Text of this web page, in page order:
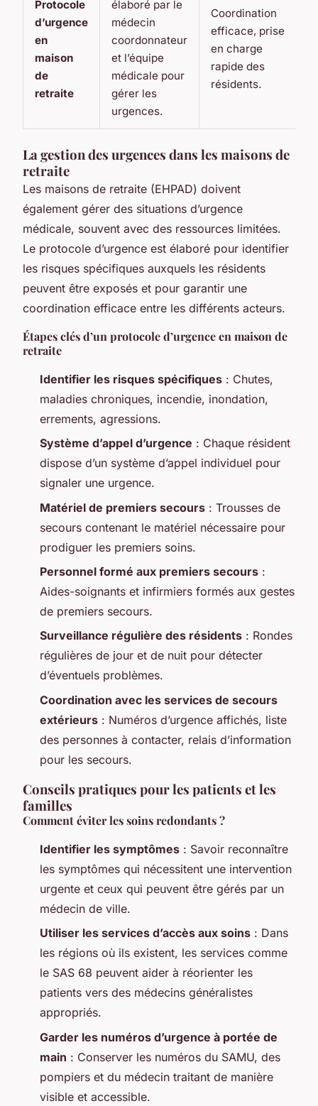
Protocole
d’urgence
en
maison
de
retraite
élaboré par le
médecin
coordonnateur
et l’équipe
médicale pour
gérer les
urgences.
Coordination
efficace, prise
en charge
rapide des
résidents.
La gestion des urgences dans les maisons de
retraite
Les maisons de retraite (EHPAD) doivent
également gérer des situations d’urgence
médicale, souvent avec des ressources limitées.
Le protocole d’urgence est élaboré pour identifier
les risques spécifiques auxquels les résidents
peuvent être exposés et pour garantir une
coordination efficace entre les différents acteurs.
Étapes clés d’un protocole d’urgence en maison de
retraite
Identifier les risques spécifiques : Chutes,
maladies chroniques, incendie, inondation,
errements, agressions.
Système d’appel d’urgence : Chaque résident
dispose d’un système d’appel individuel pour
signaler une urgence.
Matériel de premiers secours : Trousses de
secours contenant le matériel nécessaire pour
prodiguer les premiers soins.
Personnel formé aux premiers secours :
Aides-soignants et infirmiers formés aux gestes
de premiers secours.
Surveillance régulière des résidents : Rondes
régulières de jour et de nuit pour détecter
d’éventuels problèmes.
Coordination avec les services de secours
extérieurs : Numéros d’urgence affichés, liste
des personnes à contacter, relais d’information
pour les secours.
Conseils pratiques pour les patients et les
familles
Comment éviter les soins redondants ?
Identifier les symptômes : Savoir reconnaître
les symptômes qui nécessitent une intervention
urgente et ceux qui peuvent être gérés par un
médecin de ville.
Utiliser les services d’accès aux soins : Dans
les régions où ils existent, les services comme
le SAS 68 peuvent aider à réorienter les
patients vers des médecins généralistes
appropriés.
Garder les numéros d’urgence à portée de
main : Conserver les numéros du SAMU, des
pompiers et du médecin traitant de manière
visible et accessible.